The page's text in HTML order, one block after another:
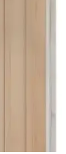
%100 pamuk,
konfor